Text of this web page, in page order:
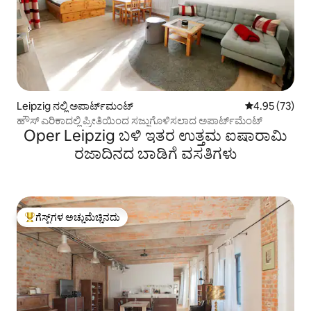
Leipzig ನಲ್ಲಿ ಅಪಾರ್ಟ್‌ಮಂಟ್ 5 ರಲ್ಲಿ 4.95
4.95 (73)
ಹೌಸ್ ಎರಿಕಾದಲ್ಲಿ ಪ್ರೀತಿಯಿಂದ ಸಜ್ಜುಗೊಳಿಸಲಾದ ಅಪಾರ್ಟ್‌ಮೆಂಟ್
Oper Leipzig ಬಳಿ ಇತರ ಉತ್ತಮ ಐಷಾರಾಮಿ
ರಜಾದಿನದ ಬಾಡಿಗೆ ವಸತಿಗಳು
ಗೆಸ್ಟ್‌ಗಳಿಗೆ ಅತಿ ಹೆಚ್ಚು ಅಚ್ಚುಮೆಚ್ಚಿನದು
ಗೆಸ್ಟ್‌ಗಳ ಅಚ್ಚುಮೆಚ್ಚಿನದು